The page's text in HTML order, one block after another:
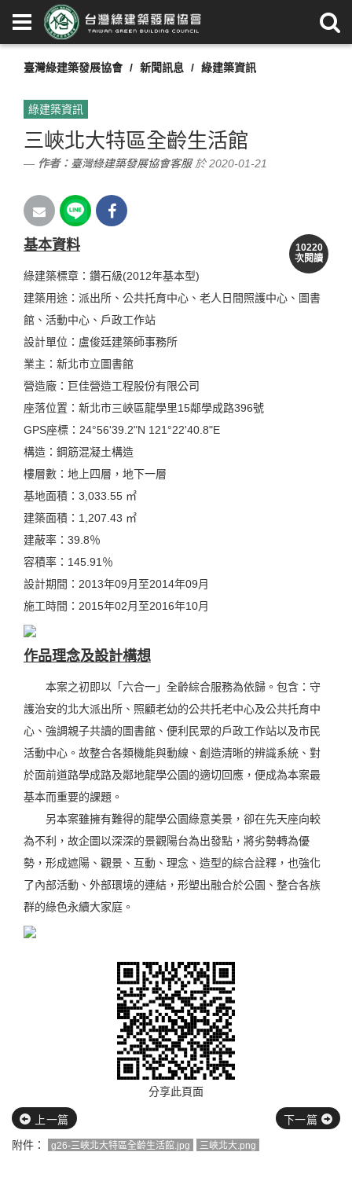
臺灣綠建築發展協會 新聞訊息 綠建築資訊
綠建築資訊
三峽北大特區全齡生活館
作者： 臺灣綠建築發展協會客服於 2020-01-21
10220
次閱讀
基本資料
綠建築標章：鑽石級(2012年基本型)
建築用途：派出所、公共托育中心、老人日間照護中心、圖書
館、活動中心、戶政工作站
設計單位：盧俊廷建築師事務所
業主：新北市立圖書館
營造廠：巨佳營造工程股份有限公司
座落位置：新北市三峽區龍學里15鄰學成路396號
GPS座標：24°56'39.2"N 121°22'40.8"E
構造：鋼筋混凝土構造
樓層數：地上四層，地下一層
基地面積：3,033.55 ㎡
建築面積：1,207.43 ㎡
建蔽率：39.8％
容積率：145.91％
設計期間：2013年09月至2014年09月
施工時間：2015年02月至2016年10月
作品理念及設計構想
本案之初即以「六合一」全齡綜合服務為依歸。包含：守
護治安的北大派出所、照顧老幼的公共托老中心及公共托育中
心、強調親子共讀的圖書館、便利民眾的戶政工作站以及市民
活動中心。故整合各類機能與動線、創造清晰的辨識系統、對
於面前道路學成路及鄰地龍學公園的適切回應，便成為本案最
基本而重要的課題。
另本案雖擁有難得的龍學公園綠意美景，卻在先天座向較
為不利，故企圖以深深的景觀陽台為出發點，將劣勢轉為優
勢，形成遮陽、觀景、互動、理念、造型的綜合詮釋，也強化
了內部活動、外部環境的連結，形塑出融合於公園、整合各族
群的綠色永續大家庭。
分享此頁面
上一篇
下一篇
附件：
g26-三峽北大特區全齡生活館.jpg 三峽北大.png